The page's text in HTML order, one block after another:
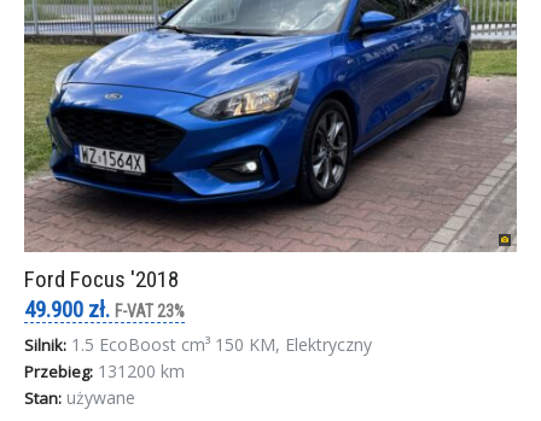
Ford Focus '2018
49.900 zł. F-VAT 23%
Silnik: 1.5 EcoBoost cm³ 150 KM, Elektryczny
Przebieg: 131200 km
Stan: używane